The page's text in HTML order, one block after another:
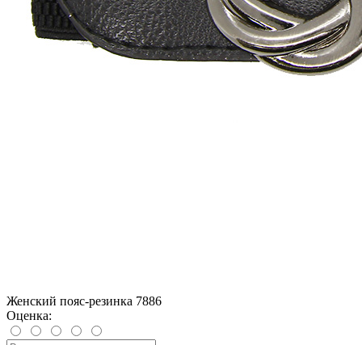
Женский пояс-резинка 7886
Оценка: